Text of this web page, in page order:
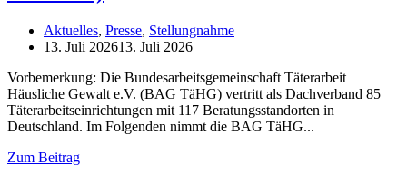
Aktuelles, Presse, Stellungnahme
13. Juli 202613. Juli 2026
Vorbemerkung: Die Bundesarbeitsgemeinschaft Täterarbeit
Häusliche Gewalt e.V. (BAG TäHG) vertritt als Dachverband 85
Täterarbeitseinrichtungen mit 117 Beratungsstandorten in
Deutschland. Im Folgenden nimmt die BAG TäHG
Zum Beitrag